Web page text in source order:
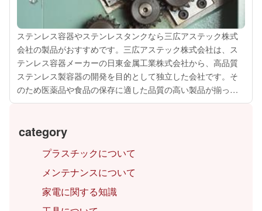
ステンレス容器やステンレスタンクなら三広アステック株式
会社の製品がおすすめです。三広アステック株式会社は、ス
テンレス容器メーカーの日東金属工業株式会社から、高品質
ステンレス製容器の開発を目的として独立した会社です。そ
のため医薬品や食品の保存に適した品質の高い製品が揃って
います。三広アステック株式会社が製造・販売しているの
category
プラスチックについて
メンテナンスについて
家電に関する知識